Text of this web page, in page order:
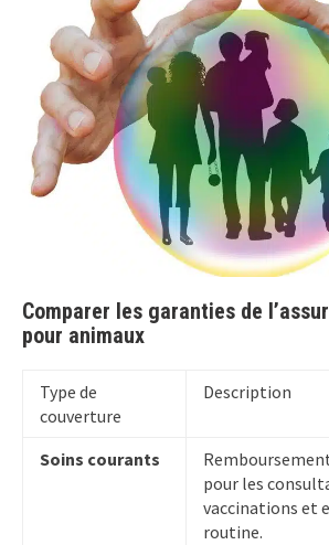
Comparer les garanties de
pour animaux
Type de
couverture
Description
Soins courants
Remboursement
pour les
vaccinations et
routine.